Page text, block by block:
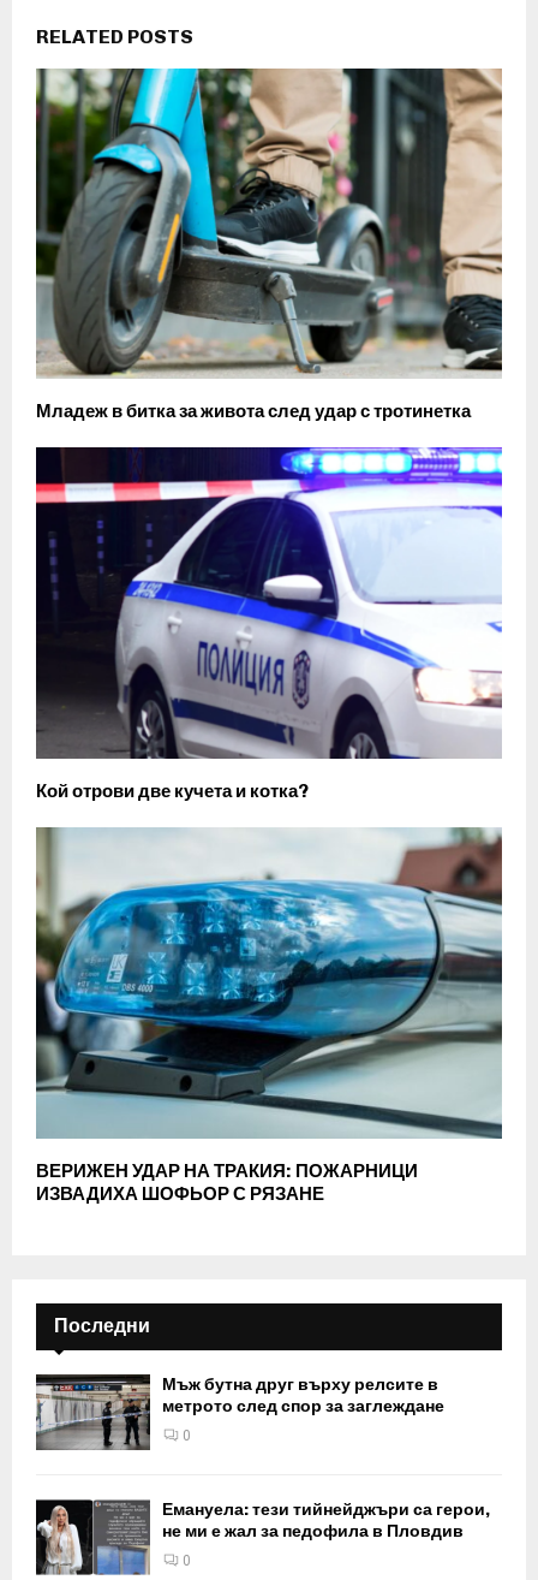
RELATED POSTS
Младеж в битка за живота след удар с тротинетка
Кой отрови две кучета и котка?
ВЕРИЖЕН УДАР НА ТРАКИЯ: ПОЖАРНИЦИ
ИЗВАДИХА ШОФЬОР С РЯЗАНЕ
Последни
Мъж бутна друг върху релсите в
метрото след спор за заглеждане
0
Емануела: тези тийнейджъри са герои,
не ми е жал за педофила в Пловдив
0